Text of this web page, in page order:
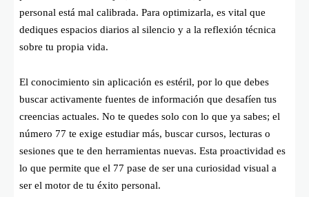
personal está mal calibrada. Para optimizarla, es vital que
dediques espacios diarios al silencio y a la reflexión técnica
sobre tu propia vida.
El conocimiento sin aplicación es estéril, por lo que debes
buscar activamente fuentes de información que desafíen tus
creencias actuales. No te quedes solo con lo que ya sabes; el
número 77 te exige estudiar más, buscar cursos, lecturas o
sesiones que te den herramientas nuevas. Esta proactividad es
lo que permite que el 77 pase de ser una curiosidad visual a
ser el motor de tu éxito personal.